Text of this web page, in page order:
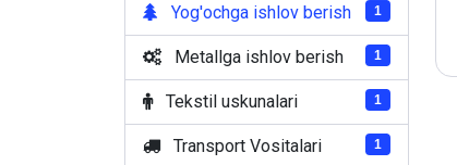
Yog'ochga ishlov berish 1
Metallga ishlov berish 1
Tekstil uskunalari 1
Transport Vositalari 1